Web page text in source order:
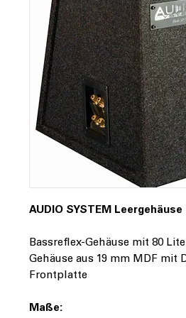
AUDIO SYSTEM Leergehäuse
Bassreflex-Gehäuse mit 80
Gehäuse aus 19 mm MDF
Frontplatte
Maße: